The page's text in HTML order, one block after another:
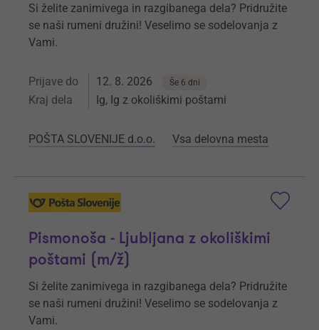
Si želite zanimivega in razgibanega dela? Pridružite
se naši rumeni družini! Veselimo se sodelovanja z
Vami.
Prijave do 12. 8. 2026 Še 6 dni
Kraj dela Ig, Ig z okoliškimi poštami
POŠTA SLOVENIJE d.o.o. Vsa delovna mesta
Pismonoša - Ljubljana z okoliškimi
poštami (m/ž)
Si želite zanimivega in razgibanega dela? Pridružite
se naši rumeni družini! Veselimo se sodelovanja z
Vami.